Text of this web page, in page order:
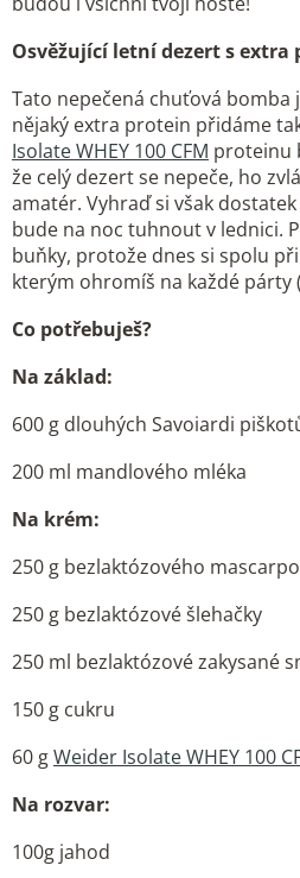
Osvěžující letní dezert s extra
Tato nepečená chuťová bomba
nějaký extra protein přidáme
Isolate WHEY 100 CFM proteinu
že celý dezert se nepeče, ho
amatér. Vyhraď si však
bude na noc tuhnout v lednici.
buňky, protože dnes si spolu
kterým ohromíš na každé párty
Co potřebuješ?
Na základ:
600 g dlouhých Savoiardi
200 ml mandlového mléka
Na krém:
250 g bezlaktózového
250 g bezlaktózové šlehačky
250 ml bezlaktózové zakysané
150 g cukru
60 gWeider Isolate WHEY 100
Na rozvar:
100g jahod